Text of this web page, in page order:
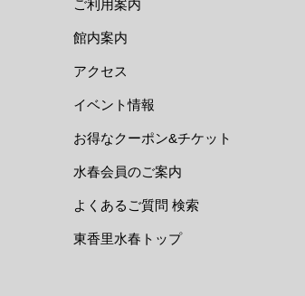
ご利用案内
館内案内
アクセス
イベント情報
お得なクーポン&チケット
水春会員のご案内
よくあるご質問 検索
東香里水春トップ